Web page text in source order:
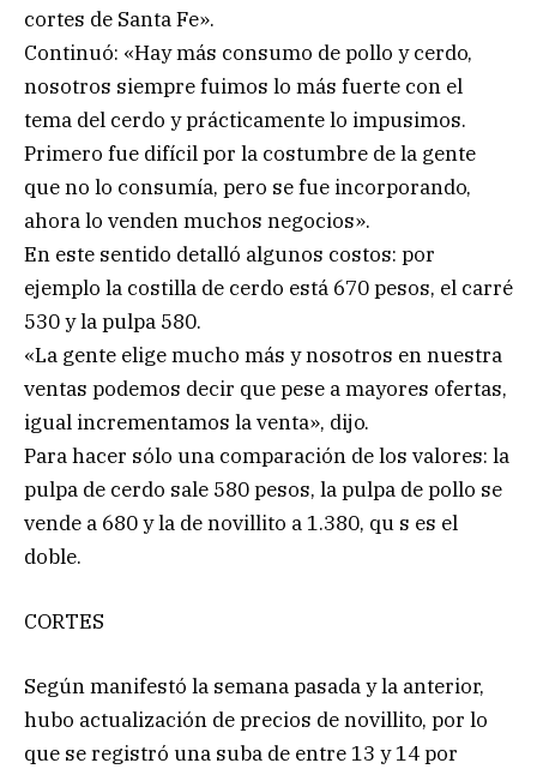
cortes de Santa Fe».
Continuó: «Hay más consumo de pollo y cerdo,
nosotros siempre fuimos lo más fuerte con el
tema del cerdo y prácticamente lo impusimos.
Primero fue difícil por la costumbre de la gente
que no lo consumía, pero se fue incorporando,
ahora lo venden muchos negocios».
En este sentido detalló algunos costos: por
ejemplo la costilla de cerdo está 670 pesos, el carré
530 y la pulpa 580.
«La gente elige mucho más y nosotros en nuestra
ventas podemos decir que pese a mayores ofertas,
igual incrementamos la venta», dijo.
Para hacer sólo una comparación de los valores: la
pulpa de cerdo sale 580 pesos, la pulpa de pollo se
vende a 680 y la de novillito a 1.380, qu s es el
doble.
CORTES
Según manifestó la semana pasada y la anterior,
hubo actualización de precios de novillito, por lo
que se registró una suba de entre 13 y 14 por